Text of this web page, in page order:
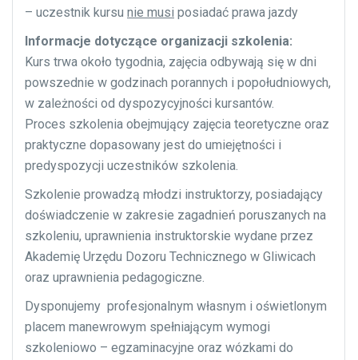
– uczestnik kursu nie musi posiadać prawa jazdy
Informacje dotyczące organizacji szkolenia:
Kurs trwa około tygodnia, zajęcia odbywają się w dni
powszednie w godzinach porannych i popołudniowych,
w zależności od dyspozycyjności kursantów.
Proces szkolenia obejmujący zajęcia teoretyczne oraz
praktyczne dopasowany jest do umiejętności i
predyspozycji uczestników szkolenia.
Szkolenie prowadzą młodzi instruktorzy, posiadający
doświadczenie w zakresie zagadnień poruszanych na
szkoleniu, uprawnienia instruktorskie wydane przez
Akademię Urzędu Dozoru Technicznego w Gliwicach
oraz uprawnienia pedagogiczne.
Dysponujemy profesjonalnym własnym i oświetlonym
placem manewrowym spełniającym wymogi
szkoleniowo – egzaminacyjne oraz wózkami do